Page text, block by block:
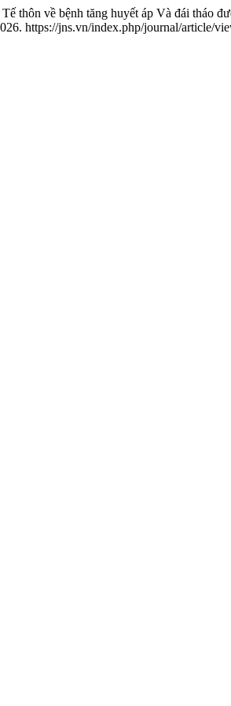
thôn về bệnh tăng huyết áp Và đái tháo
https://jns.vn/index.php/journal/article/